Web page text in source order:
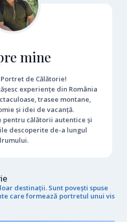
mine
de Călătorie!
experiențe din România
trasee montane,
și idei de vacanță.
pentru călătorii autentice și
descoperite de-a lungul
destinații. Sunt povești spuse
care formează portretul unui vis